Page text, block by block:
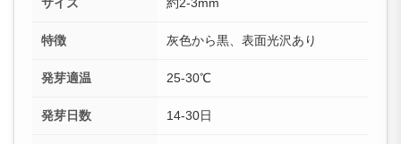
特徴 灰色から黒、表面光沢あり
発芽適温 25-30℃
発芽日数 14-30日